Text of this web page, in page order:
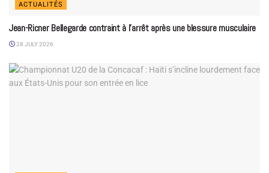
ACTUALITÉS
Jean-Ricner Bellegarde contraint à l’arrêt après une blessure musculaire
28 JULY 2026